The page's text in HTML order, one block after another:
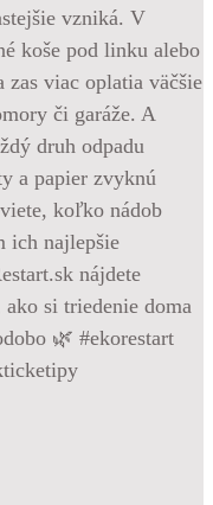
vzniká. V
koše pod linku alebo
zas viac oplatia väčšie
či garáže. A
druh odpadu
a papier zvyknú
koľko nádob
ich najlepšie
nájdete
si triedenie doma
🌿 #ekorestart